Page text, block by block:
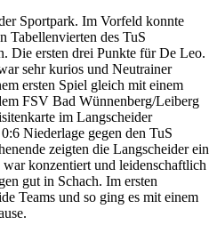
Sportpark. Im Vorfeld konnte
Tabellenvierten des TuS
Die ersten drei Punkte für De Leo.
sehr kurios und Neutrainer
ersten Spiel gleich mit einem
FSV Bad Wünnenberg/Leiberg
im Langscheider
Niederlage gegen den TuS
zeigten die Langscheider ein
konzentiert und leidenschaftlich
gut in Schach. Im ersten
Teams und so ging es mit einem